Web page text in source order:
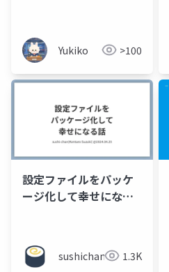
Yukiko >100
設定ファイルをパッケ
ージ化して幸せになる
sushichan044 1.3K